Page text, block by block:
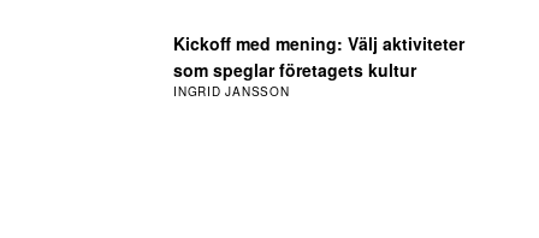
Kickoff med mening: Välj aktiviteter
som speglar företagets kultur
INGRID JANSSON